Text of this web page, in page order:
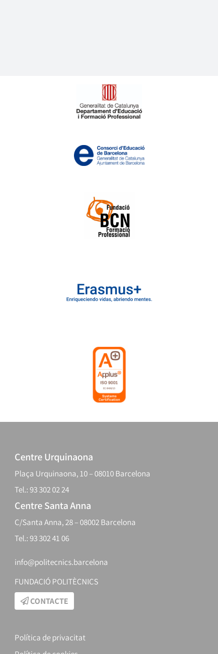
Centre Urquinaona
Plaça Urquinaona, 10 – 08010 Barcelona
Tel.: 93 302 02 24
Centre Santa Anna
C/Santa Anna, 28 – 08002 Barcelona
Tel.: 93 302 41 06
info@politecnics.barcelona
FUNDACIÓ POLITÈCNICS
CONTACTE
Política de privacitat